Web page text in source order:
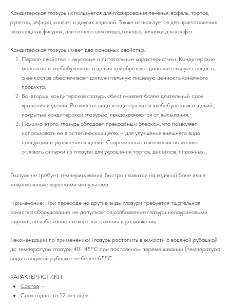
Кондитерская глазурь используется для глазирования печенья, вафель, тортов,
рулетов, зефира, конфет и других изделий. Также используется для приготовления
шоколадных фигурок, плиточного шоколада, ганаша, начинки для конфет.
Кондитерская глазурь имеет два основных свойства.
Первое свойство – вкусовые и питательные характеристики. Кондитерские,
молочные и хлебобулочные изделия приобретают дополнительную сладость,
а ее состав обеспечивает дополнительную пищевую ценность конечного
продукта.
Во-вторых, кондитерская глазурь обеспечивает более длительный срок
хранения изделий. Различные виды кондитерских и хлебобулочных изделий,
покрытые кондитерской глазурью, предохраняются от высыхания.
Помимо этого, глазурь обладает прекрасным блеском, что позволяет
использовать ее в эстетических целях – для улучшения внешнего вида
продукции и украшения изделий. Современные технологии позволяют
отливать фигурки из глазури для украшения тортов, десертов, пирожных.
Глазурь не требует темперирования, быстро плавится на водяной бане или в
микроволновке короткими импульсами.
Примечание: При переходе на другие виды глазури требуется тщательная
зачистка оборудования ,не допускается разбавление глазури нелауриновыми
жирами, во избежание плохого застывания и разжижения.
Рекомендации по применению: Глазурь растопить в емкости с водяной рубашкой
до температуры глазури 40- 45°С при постоянном перемешивании (температура
воды в водяной рубашке не более 65°С.
ХАРАКТЕРИСТИКИ
Состав: -
Срок годности 12 месяцев